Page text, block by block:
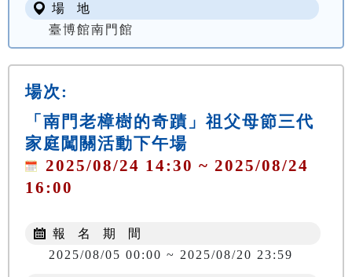
場 地
臺博館南門館
場次:
「南門老樟樹的奇蹟」祖父母節三代
家庭闖關活動下午場
2025/08/24 14:30 ~ 2025/08/24
16:00
報 名 期 間
2025/08/05 00:00 ~ 2025/08/20 23:59